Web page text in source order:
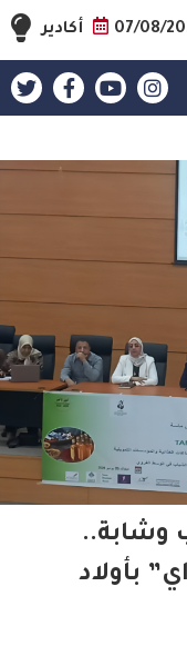
07/08/ أكادير
من 100 شاب وشابة..
بأولاد